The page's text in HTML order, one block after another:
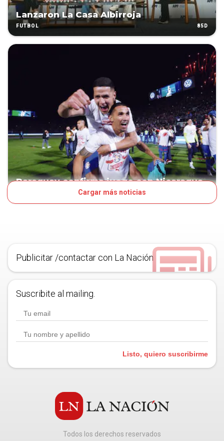
Lanzaron La Casa Albirroja
FÚTBOL 85D
Paraguay confirma juego con Nicaragua
Cargar más noticias
Publicitar /contactar con La Nación
Suscribite al mailing.
Listo, quiero suscribirme
Todos los derechos reservados